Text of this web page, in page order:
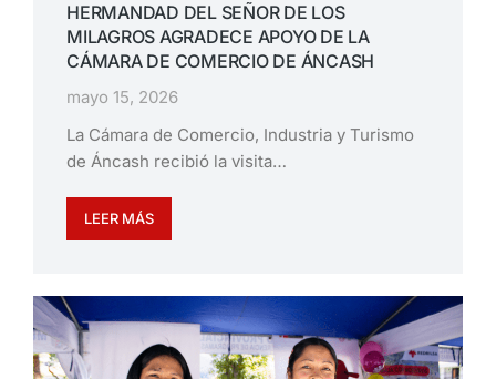
HERMANDAD DEL SEÑOR DE LOS
MILAGROS AGRADECE APOYO DE LA
CÁMARA DE COMERCIO DE ÁNCASH
mayo 15, 2026
La Cámara de Comercio, Industria y Turismo
de Áncash recibió la visita…
LEER MÁS